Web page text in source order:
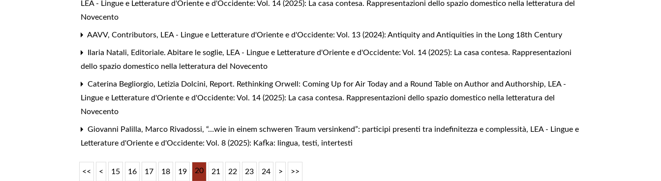
LEA - Lingue e Letterature d'Oriente e d'Occidente: Vol. 14 (2025): La casa contesa. Rappresentazioni dello spazio domestico nella letteratura del
Novecento
AAVV,Contributors, LEA - Lingue e Letterature d'Oriente e d'Occidente: Vol. 13 (2024): Antiquity and Antiquities in the Long 18th Century
Ilaria Natali, Editoriale. Abitare le soglie, LEA - Lingue e Letterature d'Oriente e d'Occidente: Vol. 14 (2025): La casa contesa. Rappresentazioni
dello spazio domestico nella letteratura del Novecento
Caterina Begliorgio, Letizia Dolcini, Report. Rethinking Orwell: Coming Up for Air Today and a Round Table on Author and Authorship, LEA -
Lingue e Letterature d'Oriente e d'Occidente: Vol. 14 (2025): La casa contesa. Rappresentazioni dello spazio domestico nella letteratura del
Novecento
Giovanni Palilla, Marco Rivadossi,“…wie in einem schweren Traum versinkend”: participi presenti tra indefinitezza e complessità, LEA - Lingue e
Letterature d'Oriente e d'Occidente: Vol. 8 (2025): Kafka: lingua, testi, intertesti
<< < 15 16 17 18 19 20 21 22 23 24 > >>